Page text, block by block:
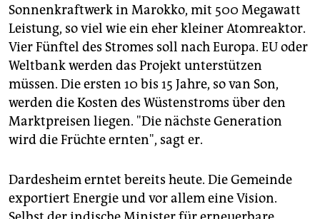
Sonnenkraftwerk in Marokko, mit 500 Megawatt
Leistung, so viel wie ein eher kleiner Atomreaktor.
Vier Fünftel des Stromes soll nach Europa. EU oder
Weltbank werden das Projekt unterstützen
müssen. Die ersten 10 bis 15 Jahre, so van Son,
werden die Kosten des Wüstenstroms über den
Marktpreisen liegen. "Die nächste Generation
wird die Früchte ernten", sagt er.
Dardesheim erntet bereits heute. Die Gemeinde
exportiert Energie und vor allem eine Vision.